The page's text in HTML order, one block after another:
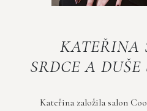
KATEŘINA
SRDCE A
Kateřina založila salon